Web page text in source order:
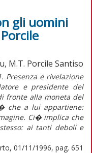
gli uomini
M.T. Porcile Santiso
Presenza e rivelazione
e presidente del
fronte alla moneta del
che a lui appartiene:
Ci� implica che
ai tanti deboli e
01/11/1996, pag. 651